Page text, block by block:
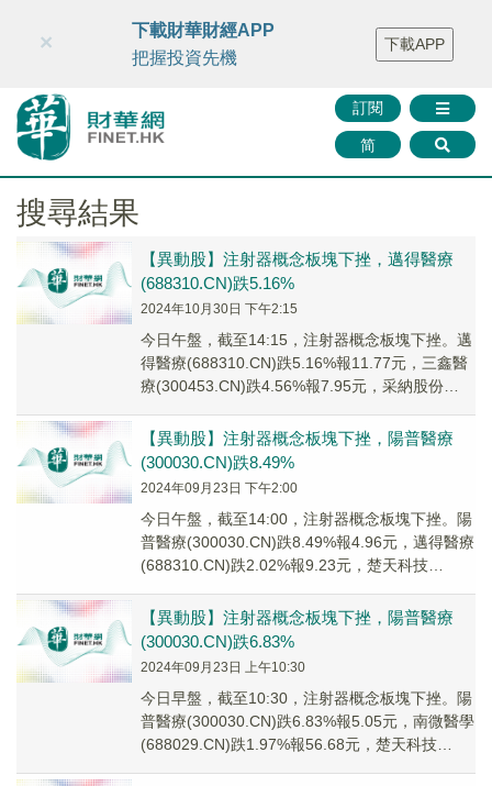
財華智庫網 FINTV FINMETA 財華證券 媒體矩陣
智庫沙龍
聯絡我們
訂閱
简
×
下載財華財經APP
把握投資先機
下載APP
搜尋結果
【異動股】注射器概念板塊下挫，邁得醫療
(688310.CN)跌5.16%
2024年10月30日 下午2:15
今日午盤，截至14:15，注射器概念板塊下挫。邁
得醫療(688310.CN)跌5.16%報11.77元，三鑫醫
療(300453.CN)跌4.56%報7.95元，采納股份
【異動股】注射器概念板塊下挫，陽普醫療
(300030.CN)跌8.49%
2024年09月23日 下午2:00
今日午盤，截至14:00，注射器概念板塊下挫。陽
普醫療(300030.CN)跌8.49%報4.96元，邁得醫療
(688310.CN)跌2.02%報9.23元，楚天科技
【異動股】注射器概念板塊下挫，陽普醫療
(300030.CN)跌6.83%
2024年09月23日 上午10:30
今日早盤，截至10:30，注射器概念板塊下挫。陽
普醫療(300030.CN)跌6.83%報5.05元，南微醫學
(688029.CN)跌1.97%報56.68元，楚天科技